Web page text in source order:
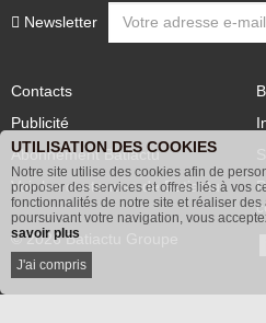
Publicité
Abonnement Batiactu
Voir les contenus+ de Batiactu
© 2026 Batiactu Groupe
UTILISATION DES COOKIES
Notre site utilise des cookies afin de
proposer des services et offres liés à vos
fonctionnalités de notre site et réaliser
poursuivant votre navigation, vous
savoir plus
J'ai compris